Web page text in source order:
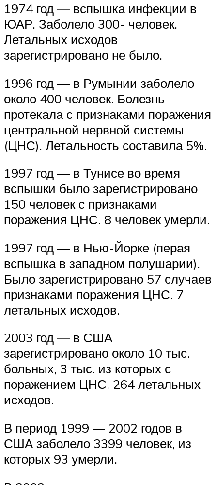
1974 год — вспышка инфекции в
ЮАР. Заболело 300- человек.
Летальных исходов
зарегистрировано не было.
1996 год — в Румынии заболело
около 400 человек. Болезнь
протекала с признаками поражения
центральной нервной системы
(ЦНС). Летальность составила 5%.
1997 год — в Тунисе во время
вспышки было зарегистрировано
150 человек с признаками
поражения ЦНС. 8 человек умерли.
1997 год — в Нью-Йорке (перая
вспышка в западном полушарии).
Было зарегистрировано 57 случаев
признаками поражения ЦНС. 7
летальных исходов.
2003 год — в США
зарегистрировано около 10 тыс.
больных, 3 тыс. из которых с
поражением ЦНС. 264 летальных
исходов.
В период 1999 — 2002 годов в
США заболело 3399 человек, из
которых 93 умерли.